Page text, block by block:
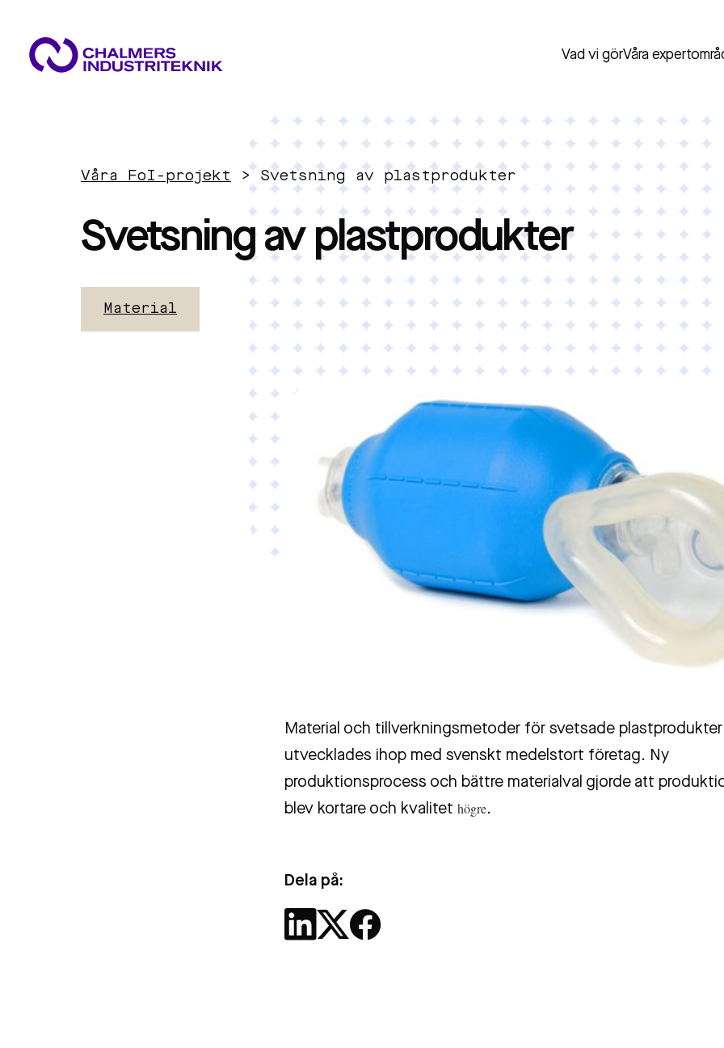
Vad vi görVåra
OM OSS
JOBBA HOS OSS
Våra FoI-projekt > Svetsning av plastprodukter
Svetsning av plastprodukter
Material
Material och tillverkningsmetoder för svetsade plastprodukter
utvecklades ihop med svenskt medelstort företag. Ny
produktionsprocess och bättre materialval gjorde att
blev kortare och kvalitet högre.
Dela på: